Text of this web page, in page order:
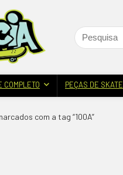
COMPLETO PEÇAS DE SKATE
com a tag “100A”